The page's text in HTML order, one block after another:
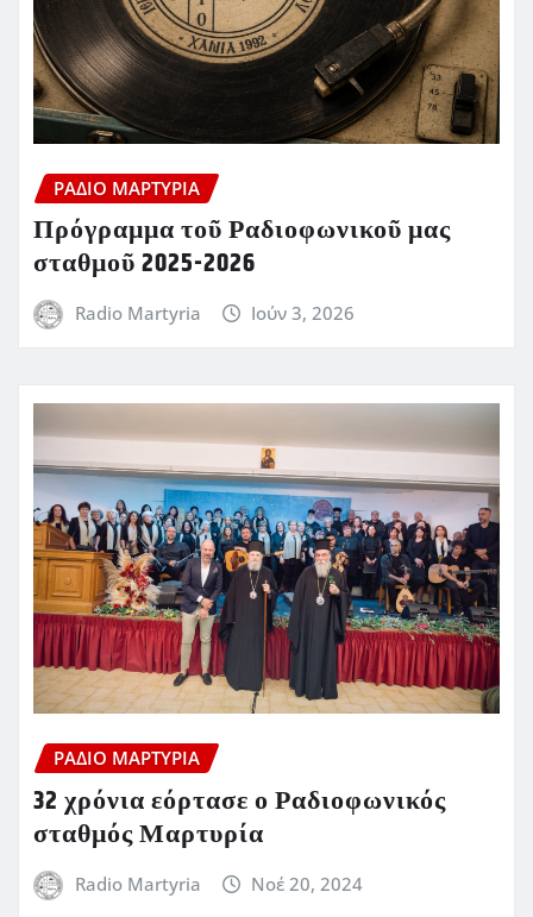
ΡΆΔΙΟ ΜΑΡΤΥΡΊΑ
Πρόγραμμα τοῦ Ραδιοφωνικοῦ μας
σταθμοῦ 2025-2026
Radio Martyria Ιούν 3, 2026
ΡΆΔΙΟ ΜΑΡΤΥΡΊΑ
32 χρόνια εόρτασε ο Ραδιοφωνικός
σταθμός Μαρτυρία
Radio Martyria Νοέ 20, 2024